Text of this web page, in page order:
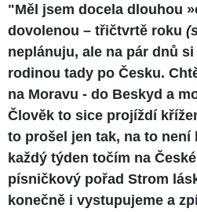
"Měl jsem docela dlouhou
dovolenou – třičtvrtě roku
neplánuju, ale na pár dnů
rodinou tady po Česku.
na Moravu - do Beskyd a
Člověk to sice projíždí
to prošel jen tak, na to není
každý týden točím na
písničkový pořad Strom
konečně i vystupujeme a